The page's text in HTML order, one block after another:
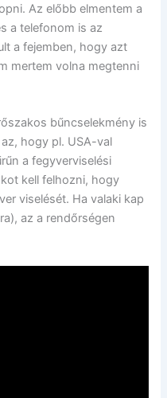
Az előbb elmentem a
a telefonom is az
a fejemben, hogy azt
mertem volna megtenni
bűncselekmény is
hogy pl. USA-val
a fegyverviselési
kell felhozni, hogy
viselését. Ha valaki kap
az a rendőrségen